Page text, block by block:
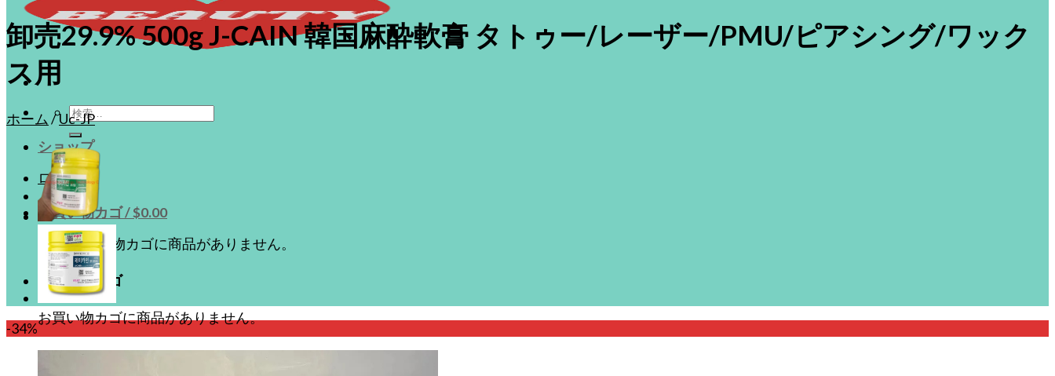
検
索
対
象:
ショップ
ログイン
お買い物カゴ /$0.00
お買い物カゴに商品がありません。
お買い物カゴ
お買い物カゴに商品がありません。
卸売29.9% 500g J-CAIN 韓国麻酔軟膏 タトゥー/レーザー/PMU/ピアシング/ワック
ス用
ホーム/Uc-JP
-34%